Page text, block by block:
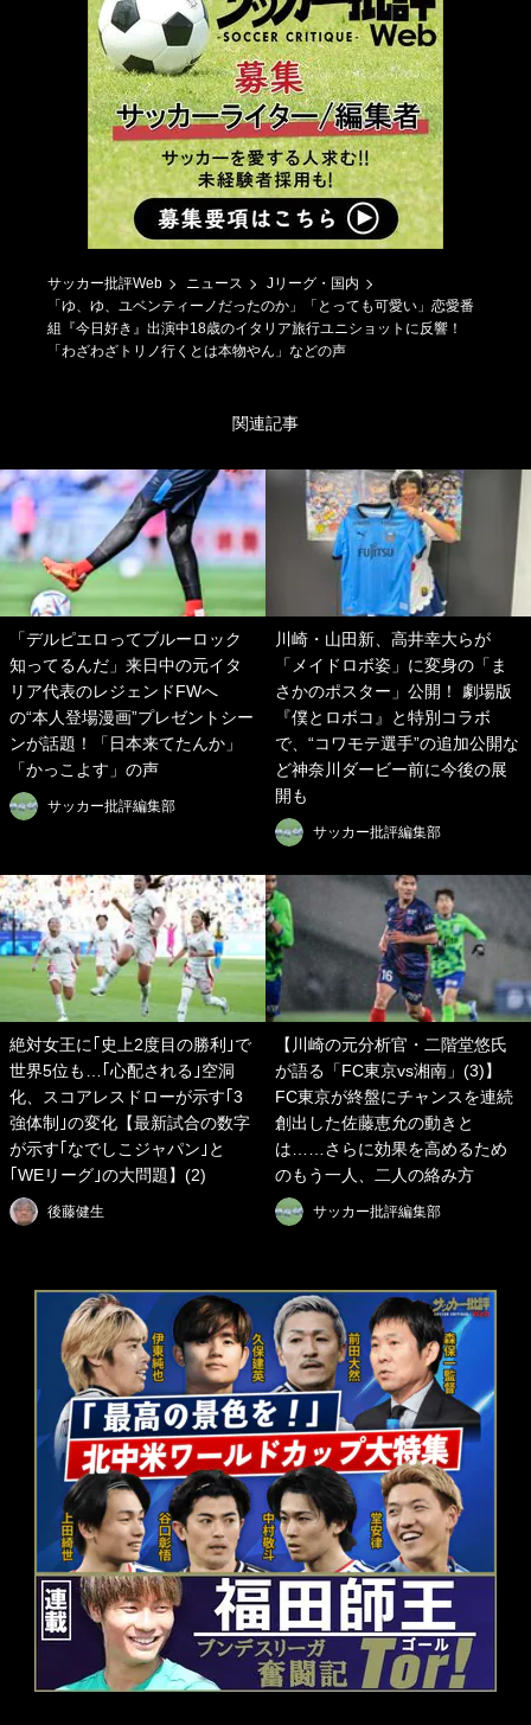
サッカー批評Web ニュース
Jリーグ・国内
「ゆ、ゆ、ユベンティーノだったのか」「とっても可愛い」恋愛番
組『今日好き』出演中18歳のイタリア旅行ユニショットに反響！
「わざわざトリノ行くとは本物やん」などの声
関連記事
「デルピエロってブルーロック
知ってるんだ」来日中の元イタ
リア代表のレジェンドFWへ
の“本人登場漫画”プレゼントシー
ンが話題！「日本来てたんか」
「かっこよす」の声
サッカー批評編集部
川崎・山田新、高井幸大らが
「メイドロボ姿」に変身の「ま
さかのポスター」公開！ 劇場版
『僕とロボコ』と特別コラボ
で、“コワモテ選手”の追加公開な
ど神奈川ダービー前に今後の展
開も
サッカー批評編集部
絶対女王に｢史上2度目の勝利｣で
世界5位も…｢心配される｣空洞
化、スコアレスドローが示す｢3
強体制｣の変化【最新試合の数字
が示す｢なでしこジャパン｣と
｢WEリーグ｣の大問題】(2)
後藤健生
【川崎の元分析官・二階堂悠氏
が語る「FC東京vs湘南」(3)】
FC東京が終盤にチャンスを連続
創出した佐藤恵允の動きと
は……さらに効果を高めるため
のもう一人、二人の絡み方
サッカー批評編集部